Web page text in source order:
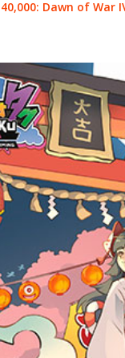
40,000: Dawn of War